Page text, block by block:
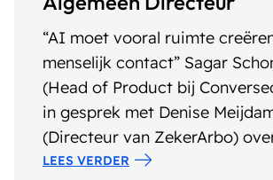
“AI moet vooral ruimte
menselijk contact” Sagar
(Head of Product bij
in gesprek met Denise
(Directeur van ZekerArbo)
LEES VERDER